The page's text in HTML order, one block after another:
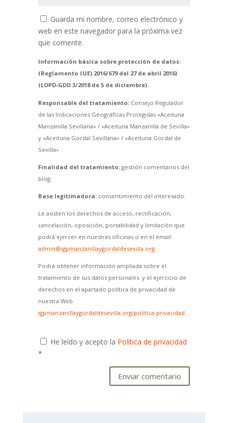
Guarda mi nombre, correo electrónico y
web en este navegador para la próxima vez
que comente.
Información básica sobre protección de datos:
(Reglamento (UE) 2016/679 del 27 de abril 2016)
(LOPD-GDD 3/2018 de 5 de diciembre).
Responsable del tratamiento:Consejo Regulador
de las Indicaciones Geográficas Protegidas «Aceituna
Manzanilla Sevillana» / «Aceituna Manzanilla de Sevilla»
y «Aceituna Gordal Sevillana» / «Aceituna Gordal de
Sevilla».
Finalidad del tratamiento:gestión comentarios del
blog.
Base legitimadora:consentimiento del interesado.
Le asisten los derechos de acceso, rectificación,
cancelación, oposición, portabilidad y limitación que
podrá ejercer en nuestras oficinas o en el email:
admin@igpmanzanillaygordaldesevilla.org
Podrá obtener información ampliada sobre el
tratamiento de sus datos personales y el ejercicio de
derechos en el apartado política de privacidad de
nuestra Web
igpmanzanillaygordaldesevilla.org/politica-privacidad
He leído y acepto la Política de privacidad
*
Enviar comentario